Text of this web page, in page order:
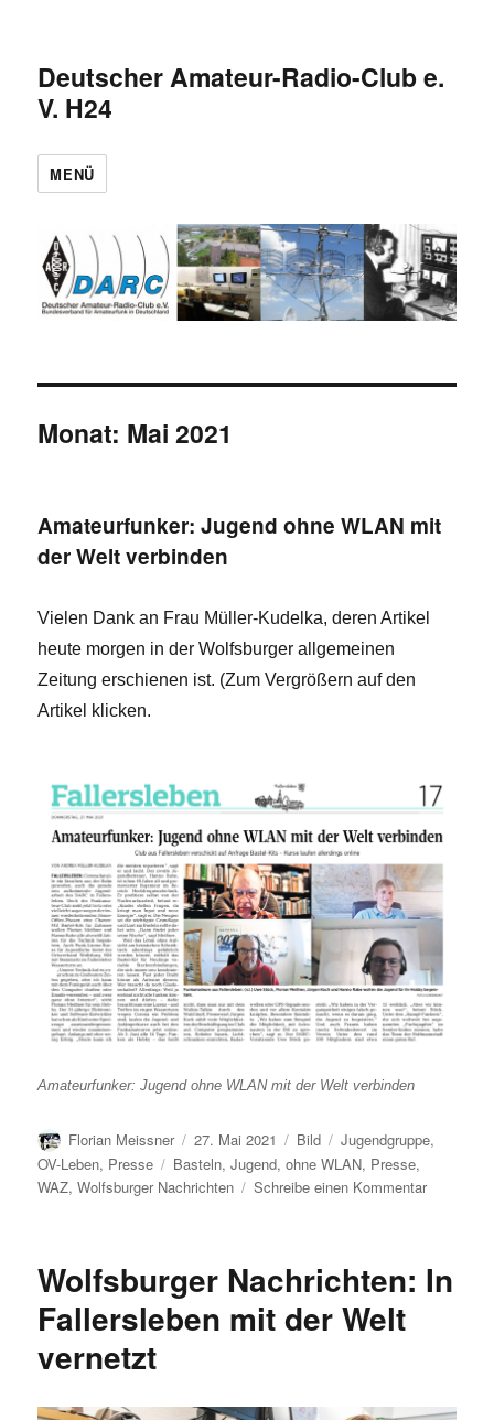
Deutscher Amateur-Radio-Club e.
V. H24
MENÜ
Monat: Mai 2021
Amateurfunker: Jugend ohne WLAN mit
der Welt verbinden
Vielen Dank an Frau Müller-Kudelka, deren Artikel
heute morgen in der Wolfsburger allgemeinen
Zeitung erschienen ist. (Zum Vergrößern auf den
Artikel klicken.
Amateurfunker: Jugend ohne WLAN mit der Welt verbinden
Autor
Florian Meissner
Veröffentlicht
am
27. Mai 2021 Format
Bild Kategorien
Jugendgruppe,
OV-Leben, Presse Schlagwörter
Basteln,Jugend,ohne WLAN, Presse,
WAZ,Wolfsburger Nachrichten Schreibe einen Kommentarzu
WLAN
Wolfsburger Nachrichten: In
Fallersleben mit der Welt
vernetzt